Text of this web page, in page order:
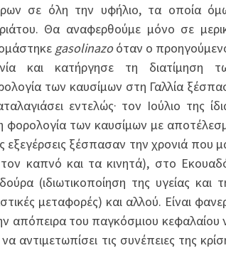
σε όλη την υφήλιο, τα οποία
Θα αναφερθούμε μόνο σε
gasolinazoόταν ο
και κατήργησε τη διατίμηση
των καυσίμων στη Γαλλία
εντελώς· τον Ιούλιο της
φορολογία των καυσίμων με
εξεγέρσεις ξέσπασαν την χρονιά που
καπνό και τα κινητά), στο
(ιδιωτικοποίηση της υγείας και
μεταφορές) και αλλού. Είναι
απόπειρα του παγκόσμιου κεφαλαίου
τις συνέπειες της